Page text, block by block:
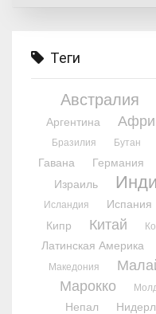
Теги
Австралия
Аргентина
Бразилия
Бутан
Гавана
Германия
Израиль
Исландия
Испания
Кипр Китай
Латинская Америка
Македония
Марокко
Непал